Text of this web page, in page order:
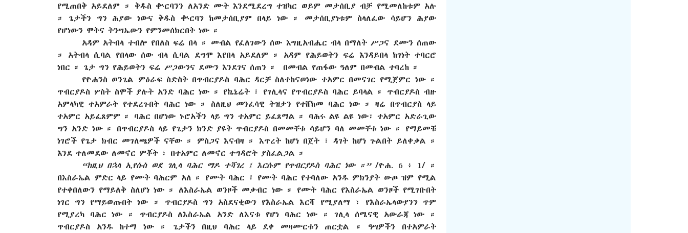
የሚጠበቅ አይደለም ። ቅዱስ ቊርባንን ለአንድ ሙት እንደሚደረግ ተዝካር ወይም መታሰቢያ ብቻ የሚመለከቱም አሉ
። ጌታችን ግን ሕያው ነውና ቅዱስ ቊርባን ከመታሰቢያም በላይ ነው ። መታሰቢያነቱም ስላለፈው ሳይሆን ሕያው
የሆነውን ሞትና ትንሣኤውን የምንመሰክርበት ነው ።
አዳም አትብላ ተብሎ የበለስ ፍሬ በላ ። መብል የፈለገውን ሰው እግዚአብሔር ብላ በማለት ሥጋና ደሙን ሰጠው
። አትብላ ሲባል የበላው ሰው ብላ ሲባል ደግሞ እየበላ አይደለም ። አዳም የሕይወትን ፍሬ እንዳይበላ ከገነት ተባርሮ
ነበር ። ጌታ ግን የሕይወትን ፍሬ ሥጋውንና ደሙን እንደገና ሰጠን ።
በመብል የጠፋው ዓለም በመብል ተባረከ ።
የዮሐንስ ወንጌል ምዕራፍ ስድስት በጥብርያዶስ ባሕር ዳርቻ ስለተከናወነው ተአምር በመናገር የሚጀምር ነው ።
ጥብርያዶስ ሦስት ስሞች ያሉት አንድ ባሕር ነው ። የኬኔሬት ፣ የገሊላና የጥብርያዶስ ባሕር ይባላል ። ጥብርያዶስ ብዙ
አምላካዊ ተአምራት የተደረጉበት ባሕር ነው ። ስለዚህ መንፈሳዊ ትዝታን የተሸከመ ባሕር ነው ። ዛሬ በጥብርያስ ላይ
ተአምር አይፈጸምም ። ባሕር በሆነው ኑሮአችን ላይ ግን ተአምር ይፈጸማል ። ባሕሩ ልዩ ልዩ ነው፣ ተአምር አድራጊው
ግን አንድ ነው ። በጥብርያዶስ ላይ የጌታን ክንድ ያዩት ጥብርያዶስ በመመቸቱ ሳይሆን ባለ መመቸቱ ነው ። የማይመቹ
ነገሮች የጌታ ክብር መገለጫዎች ናቸው ። ምስጋና እናብዛ ። እጥረት ከሆነ በጀት ፣ ዳገት ከሆነ ጉልበት ይለቀቃል ።
እንደ ተለመደው ለመኖር ምቾት ፣ በተአምር ለመኖር ተግዳሮት ያስፈልጋል ።
“ከዚህ በኋላ ኢየሱስ ወደ ገሊላ ባሕር ማዶ ተሻገረ ፤ እርሱም የጥብርያዶስ ባሕር ነው ።”/ዮሐ. 6 ፥ 1/ ።
በእስራኤል ምድር ላይ የሙት ባሕርም አለ ። የሙት ባሕር ፣ የሙት ባሕር የተባለው አንዱ ምክንያት ውጦ ዝም የሚል
የተቀበለውን የማይለቅ ስለሆነ ነው ። ለእስራኤል ወንዞች መቃብር ነው ። የሙት ባሕር የእስራኤል ወንዞች የሚገቡበት
ነገር ግን የማይወጡበት ነው ። ጥብርያዶስ ግን አስደናቂውን የእስራኤል እርሻ የሚያለማ ፣ የእስራኤላውያንን ጥም
የሚያረካ ባሕር ነው ። ጥብርያዶስ ለእስራኤል አንድ ለእናቱ የሆነ ባሕር ነው ። ገሊላ ሰሜናዊ አውራጃ ነው ።
ጥብርያዶስ አንዱ ከተማ ነው ። ጌታችን በዚህ ባሕር ላይ ደቀ መዛሙርቱን ጠርቷል ። ዓሣዎችን በተአምራት